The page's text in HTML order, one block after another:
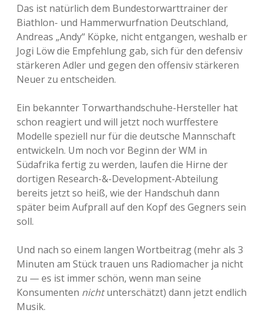
Das ist natürlich dem Bundestorwarttrainer der
Biathlon- und Hammerwurfnation Deutschland,
Andreas „Andy“ Köpke, nicht entgangen, weshalb er
Jogi Löw die Empfehlung gab, sich für den defensiv
stärkeren Adler und gegen den offensiv stärkeren
Neuer zu entscheiden.
Ein bekannter Torwarthandschuhe-Hersteller hat
schon reagiert und will jetzt noch wurffestere
Modelle speziell nur für die deutsche Mannschaft
entwickeln. Um noch vor Beginn der WM in
Südafrika fertig zu werden, laufen die Hirne der
dortigen Research-&-Development-Abteilung
bereits jetzt so heiß, wie der Handschuh dann
später beim Aufprall auf den Kopf des Gegners sein
soll.
Und nach so einem langen Wortbeitrag (mehr als 3
Minuten am Stück trauen uns Radiomacher ja nicht
zu — es ist immer schön, wenn man seine
Konsumenten nichtunterschätzt) dann jetzt endlich
Musik.